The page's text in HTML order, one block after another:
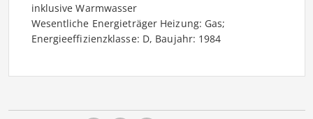
inklusive Warmwasser
Wesentliche Energieträger Heizung: Gas;
Energieeffizienzklasse: D, Baujahr: 1984